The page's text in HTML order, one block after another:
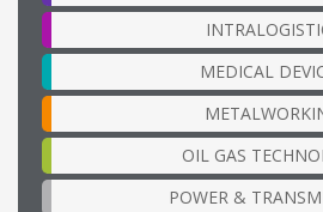
MEDICAL
OIL GAS
POWER &